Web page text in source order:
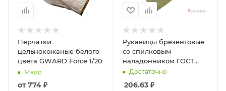
Перчатки
цельнокожаные белого
цвета GWARD Force 1/20
Мало
от774 ₽
Рукавицы брезентовые
со спилковым
наладонником ГОСТ
12.4.010-075
Достаточно
206.63₽